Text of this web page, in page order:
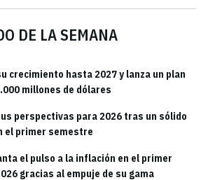
DE LA SEMANA
crecimiento hasta 2027 y lanza un plan
millones de dólares
perspectivas para 2026 tras un sólido
el primer semestre
el pulso a la inflación en el primer
gracias al empuje de su gama